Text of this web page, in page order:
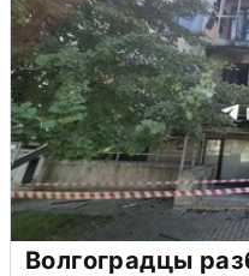
Волгоградцы